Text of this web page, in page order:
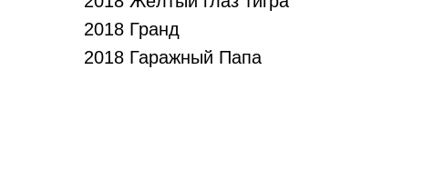
2018 Гранд
2018 Гаражный Папа